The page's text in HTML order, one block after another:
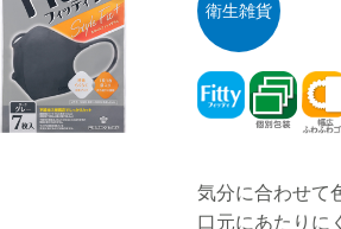
衛生雑貨
フィッティ
個別
気分に合わせて
口元にあたりに